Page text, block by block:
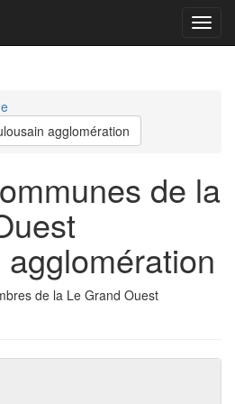
Menu
agglomération
de la
de la Le Grand Ouest